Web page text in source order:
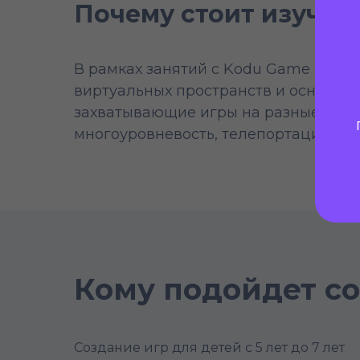
Почему стоит
В рамках занятий с Kodu Game Lab
виртуальных пространств и основ
захватывающие игры на разные
многоуровневость, телепортация
Кому подойдет
Создание игр для детей с 5 лет до 7 лет